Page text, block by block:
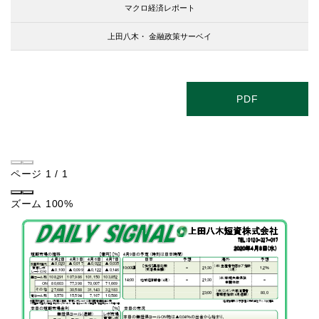
マクロ経済レポート
上田八木・ 金融政策サーベイ
PDF
ページ 1 / 1
ズーム 100%